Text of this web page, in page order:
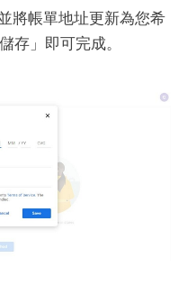
將帳單地址更新為您希
存」即可完成。